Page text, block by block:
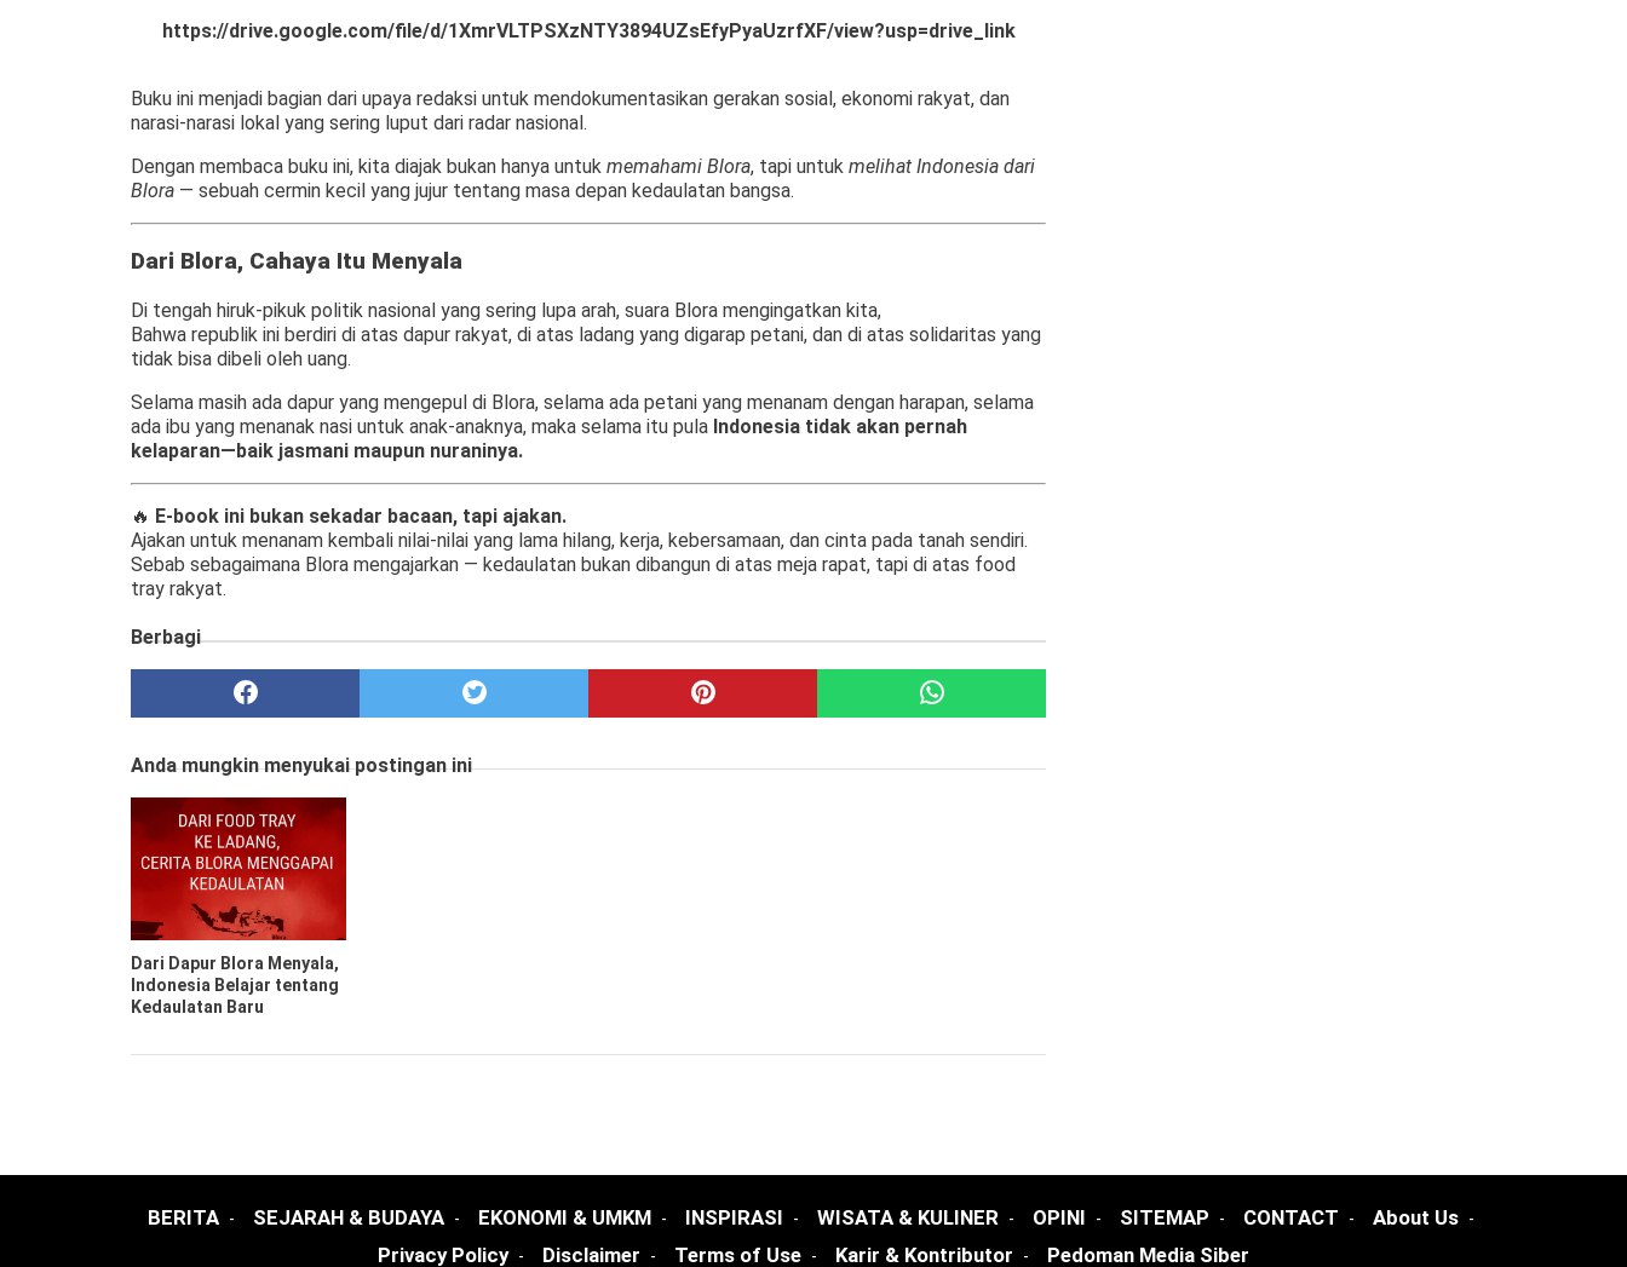
https://drive.google.com/file/d/1XmrVLTPSXzNTY3894UZsEfyPyaUzrfXF/view?usp=drive_link
Buku ini menjadi bagian dari upaya redaksi untuk mendokumentasikan gerakan sosial, ekonomi rakyat, dan
narasi-narasi lokal yang sering luput dari radar nasional.
Dengan membaca buku ini, kita diajak bukan hanya untuk memahami Blora, tapi untuk melihat Indonesia dari
Blora — sebuah cermin kecil yang jujur tentang masa depan kedaulatan bangsa.
Dari Blora, Cahaya Itu Menyala
Di tengah hiruk-pikuk politik nasional yang sering lupa arah, suara Blora mengingatkan kita,
Bahwa republik ini berdiri di atas dapur rakyat, di atas ladang yang digarap petani, dan di atas solidaritas yang
tidak bisa dibeli oleh uang.
Selama masih ada dapur yang mengepul di Blora, selama ada petani yang menanam dengan harapan, selama
ada ibu yang menanak nasi untuk anak-anaknya, maka selama itu pula Indonesia tidak akan pernah
kelaparan—baik jasmani maupun nuraninya.
🔥 E-book ini bukan sekadar bacaan, tapi ajakan.
Ajakan untuk menanam kembali nilai-nilai yang lama hilang, kerja, kebersamaan, dan cinta pada tanah sendiri.
Sebab sebagaimana Blora mengajarkan — kedaulatan bukan dibangun di atas meja rapat, tapi di atas food
tray rakyat.
Berbagi
Anda mungkin menyukai postingan ini
Dari Dapur Blora Menyala,
Indonesia Belajar tentang
Kedaulatan Baru
BERITA SEJARAH & BUDAYA EKONOMI & UMKM INSPIRASI WISATA & KULINER OPINI SITEMAP CONTACT
About Us
Privacy Policy
Disclaimer Terms of Use Karir & Kontributor Pedoman Media Siber